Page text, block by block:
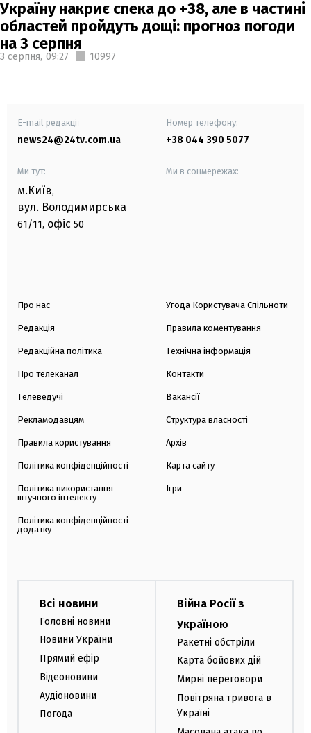
Україну накриє спека до +38, але в частині
областей пройдуть дощі: прогноз погоди
на 3 серпня
3 серпня, 09:27 10997
E-mail редакції
news24@24tv.com.ua
Номер телефону:
+38 044 390 5077
Ми тут:
м.Київ,
вул. Володимирська
61/11, офіс 50
Ми в соцмережах:
Про нас
Редакція
Редакційна політика
Про телеканал
Телеведучі
Рекламодавцям
Правила користування
Політика конфіденційності
Політика використання
штучного інтелекту
Політика конфіденційності
додатку
Угода Користувача Спільноти
Правила коментування
Технічна інформація
Контакти
Вакансії
Структура власності
Архів
Карта сайту
Ігри
Всі новини
Головні новини
Новини України
Прямий ефір
Відеоновини
Аудіоновини
Погода
Війна Росії з
Україною
Ракетні обстріли
Карта бойових дій
Мирні переговори
Повітряна тривога в
Україні